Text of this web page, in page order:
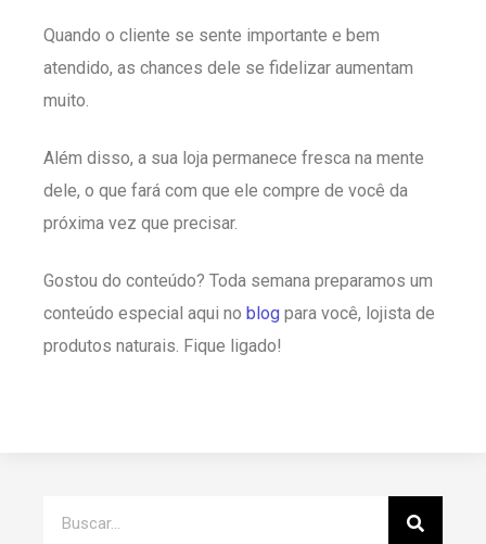
Quando o cliente se sente importante e bem
atendido, as chances dele se fidelizar aumentam
muito.
Além disso, a sua loja permanece fresca na mente
dele, o que fará com que ele compre de você da
próxima vez que precisar.
Gostou do conteúdo? Toda semana preparamos um
conteúdo especial aqui no blog para você, lojista de
produtos naturais. Fique ligado!